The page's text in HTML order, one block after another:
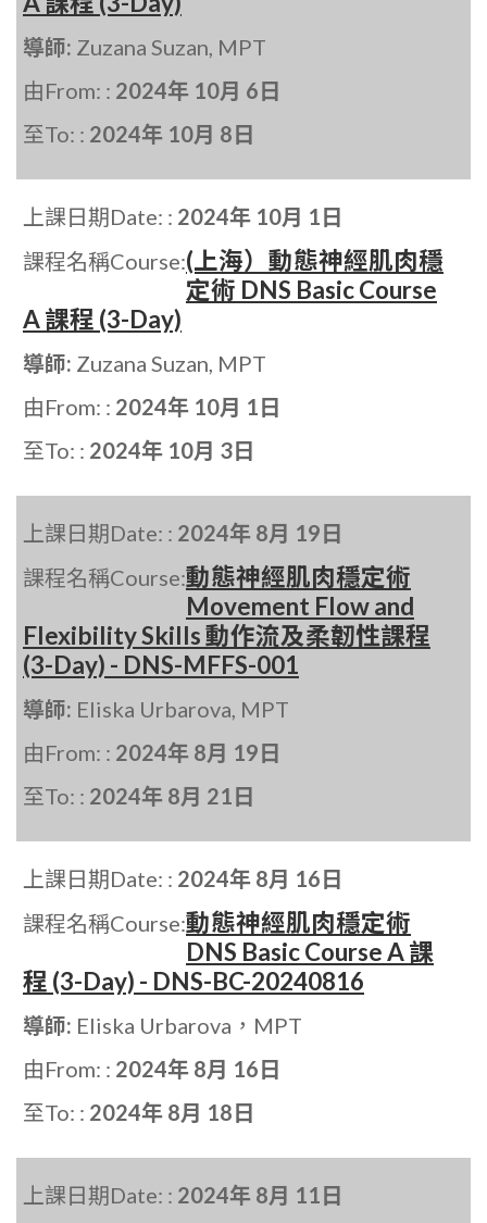
導師: Zuzana Suzan, MPT
由From: : 2024年 10月 6日
至To: : 2024年 10月 8日
上課日期Date: : 2024年 10月 1日
課程名稱Course:(上海）動態神經肌肉穩
定術 DNS Basic Course
A 課程 (3-Day)
導師: Zuzana Suzan, MPT
由From: : 2024年 10月 1日
至To: : 2024年 10月 3日
上課日期Date: : 2024年 8月 19日
課程名稱Course:動態神經肌肉穩定術
Movement Flow and
Flexibility Skills 動作流及柔韌性課程
(3-Day) - DNS-MFFS-001
導師: Eliska Urbarova, MPT
由From: : 2024年 8月 19日
至To: : 2024年 8月 21日
上課日期Date: : 2024年 8月 16日
課程名稱Course:動態神經肌肉穩定術
DNS Basic Course A 課
程 (3-Day) - DNS-BC-20240816
導師: Eliska Urbarova，MPT
由From: : 2024年 8月 16日
至To: : 2024年 8月 18日
上課日期Date: : 2024年 8月 11日